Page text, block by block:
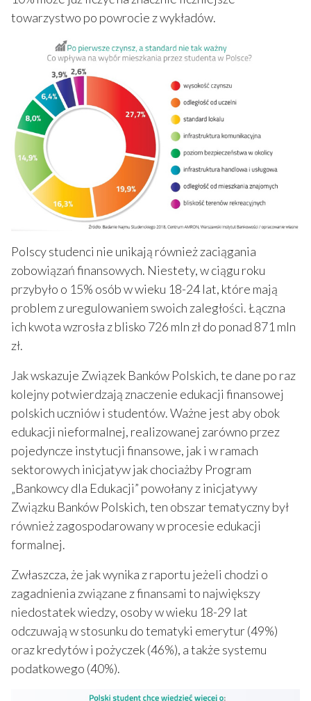
towarzystwo po powrocie z wykładów.
Polscy studenci nie unikają również zaciągania
zobowiązań finansowych. Niestety, w ciągu roku
przybyło o 15% osób w wieku 18-24 lat, które mają
problem z uregulowaniem swoich zaległości. Łączna
ich kwota wzrosła z blisko 726 mln zł do ponad 871 mln
zł.
Jak wskazuje Związek Banków Polskich, te dane po raz
kolejny potwierdzają znaczenie edukacji finansowej
polskich uczniów i studentów. Ważne jest aby obok
edukacji nieformalnej, realizowanej zarówno przez
pojedyncze instytucji finansowe, jak i w ramach
sektorowych inicjatyw jak chociażby Program
„Bankowcy dla Edukacji” powołany z inicjatywy
Związku Banków Polskich, ten obszar tematyczny był
również zagospodarowany w procesie edukacji
formalnej.
Zwłaszcza, że jak wynika z raportu jeżeli chodzi o
zagadnienia związane z finansami to największy
niedostatek wiedzy, osoby w wieku 18-29 lat
odczuwają w stosunku do tematyki emerytur (49%)
oraz kredytów i pożyczek (46%), a także systemu
podatkowego (40%).